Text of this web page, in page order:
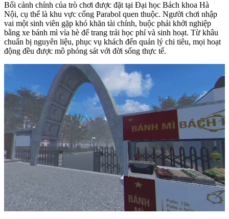
Bối cảnh chính của trò chơi được đặt tại Đại học Bách khoa Hà
Nội, cụ thể là khu vực cổng Parabol quen thuộc. Người chơi nhập
vai một sinh viên gặp khó khăn tài chính, buộc phải khởi nghiệp
bằng xe bánh mì vỉa hè để trang trải học phí và sinh hoạt. Từ khâu
chuẩn bị nguyên liệu, phục vụ khách đến quản lý chi tiêu, mọi hoạt
động đều được mô phỏng sát với đời sống thực tế.